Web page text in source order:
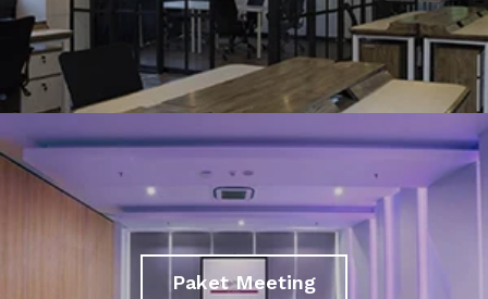
Paket Meeting